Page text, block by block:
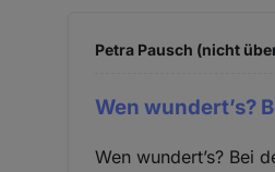
Petra Pausch (nicht
Wen wundert’s?
Wen wundert’s? Bei